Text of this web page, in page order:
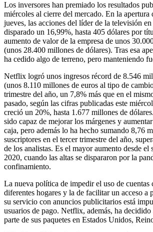
Los inversores han premiado los resultados
miércoles al cierre del mercado. En la apertura
jueves, las acciones del líder de la televisión en
disparado un 16,99%, hasta 405 dólares por
aumento de valor de la empresa de unos
(unos 28.400 millones de dólares). Tras esa
ha cedido algo de terreno, pero manteniendo
Netflix logró unos ingresos récord de 8.546
(unos 8.110 millones de euros al tipo de
trimestre del año, un 7,8% más que en el
pasado, según las cifras publicadas este
creció un 20%, hasta 1.677 millones de
sido capaz de mejorar los márgenes y
caja, pero además lo ha hecho sumando 8,76
suscriptores en el tercer trimestre del año,
de los analistas. Es el mayor aumento desde el
2020, cuando las altas se dispararon por la
confinamiento.
La nueva política de impedir el uso de cuentas
diferentes hogares y la de facilitar un acceso a
su servicio con anuncios publicitarios está
usuarios de pago. Netflix, además, ha
parte de sus paquetes en Estados Unidos,